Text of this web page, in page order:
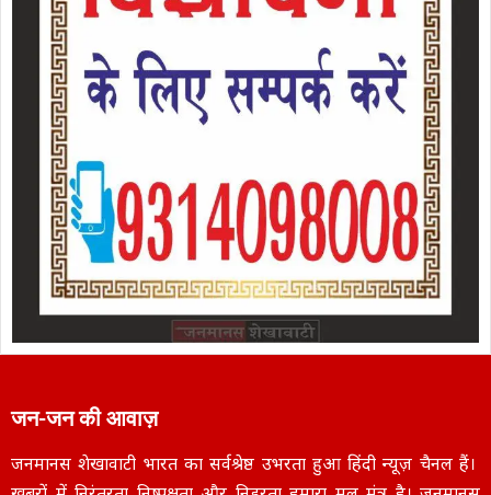
जन-जन की आवाज़
जनमानस शेखावाटी भारत का सर्वश्रेष्ठ उभरता हुआ हिंदी न्यूज़ चैनल हैं।